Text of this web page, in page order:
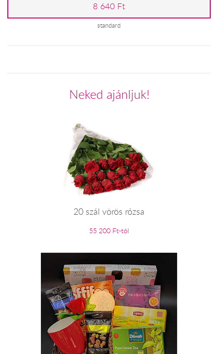
8 640 Ft
standard
Neked ajánljuk!
20 szál vörös rózsa
55 200 Ft-tól